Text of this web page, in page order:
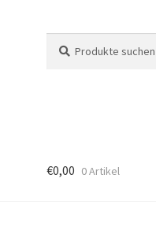
nach:
€0,00 0 Artikel